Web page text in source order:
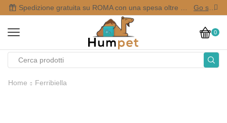
Go shop
0
Home Ferribiella